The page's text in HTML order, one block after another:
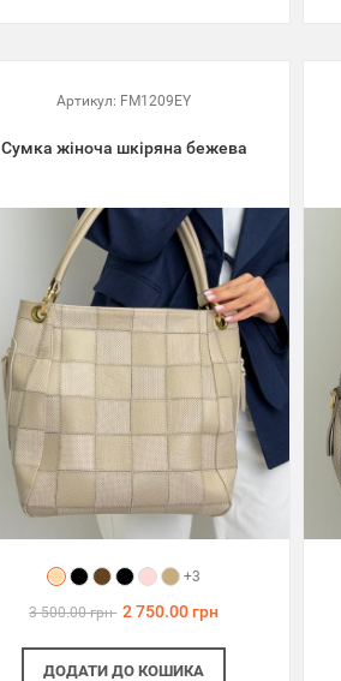
Артикул: FM1209EY
Сумка жіноча шкіряна бежева
+3
3 500.00 грн 2 750.00 грн
ДОДАТИ ДО КОШИКА